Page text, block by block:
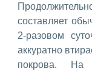
составляет
2-разовом
аккуратно
покрова. На